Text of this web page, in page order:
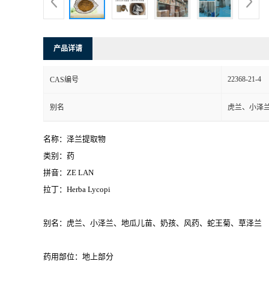
产品详请
CAS编号 22368-21-4
别名 虎兰、小泽
名称：泽兰提取物
类别：药
拼音：ZE LAN
拉丁：Herba Lycopi
别名：虎兰、小泽兰、地瓜儿苗、奶孩、风药、蛇王菊、草泽兰
药用部位：地上部分